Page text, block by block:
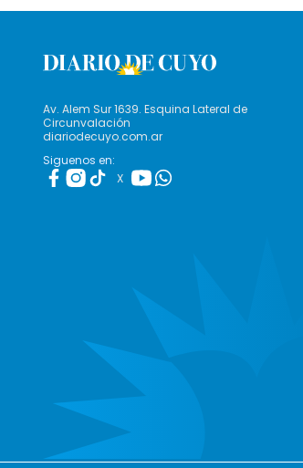
Av. Alem Sur 1639. Esquina Lateral de
Circunvalación
diariodecuyo.com.ar
Siguenos en:
X